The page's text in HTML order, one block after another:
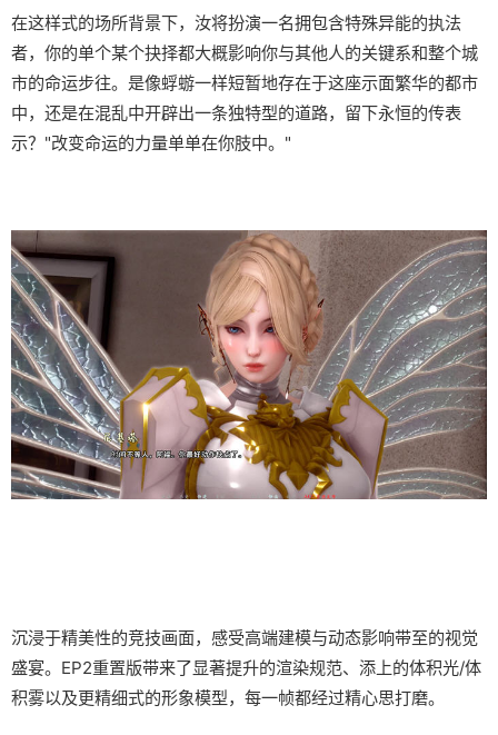
在这样式的场所背景下，汝将扮演一名拥包含特殊异能的执法
者，你的单个某个抉择都大概影响你与其他人的关键系和整个城
市的命运步往。是像蜉蝣一样短暂地存在于这座示面繁华的都市
中，还是在混乱中开辟出一条独特型的道路，留下永恒的传表
示？"改变命运的力量单单在你肢中。"
沉浸于精美性的竞技画面，感受高端建模与动态影响带至的视觉
盛宴。EP2重置版带来了显著提升的渲染规范、添上的体积光/体
积雾以及更精细式的形象模型，每一帧都经过精心思打磨。